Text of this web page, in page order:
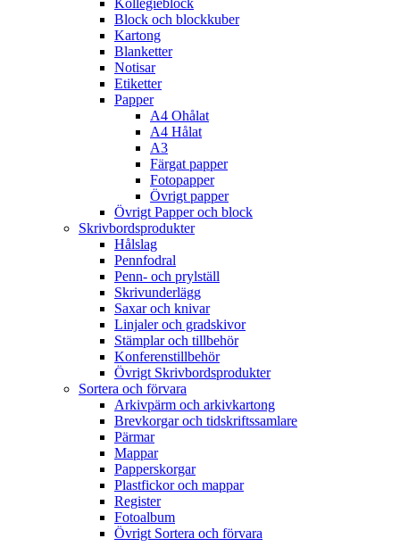
Kollegieblock
Block och blockkuber
Kartong
Blanketter
Notisar
Etiketter
Papper
A4 Ohålat
A4 Hålat
A3
Färgat papper
Fotopapper
Övrigt papper
Övrigt Papper och block
Skrivbordsprodukter
Hålslag
Pennfodral
Penn- och prylställ
Skrivunderlägg
Saxar och knivar
Linjaler och gradskivor
Stämplar och tillbehör
Konferenstillbehör
Övrigt Skrivbordsprodukter
Sortera och förvara
Arkivpärm och arkivkartong
Brevkorgar och tidskriftssamlare
Pärmar
Mappar
Papperskorgar
Plastfickor och mappar
Register
Fotoalbum
Övrigt Sortera och förvara